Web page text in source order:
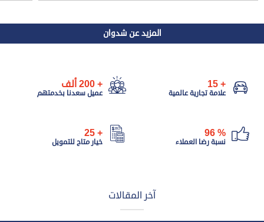
المزيد عن شدوان
+
15
علامة تجارية عالمية
+
200ألف
عميل سعدنا بخدمتهم
%
96
نسبة رضا العملاء
+
25
خيار متاح للتمويل
آخر المقالات